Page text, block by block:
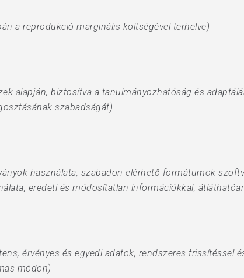
a reprodukció marginális költségével terhelve)
alapján, biztosítva a tanulmányozhatóság és
szabadságát)
használata, szabadon elérhető formátumok
eredeti és módosítatlan információkkal,
érvényes és egyedi adatok, rendszeres frissítéssel
módon)